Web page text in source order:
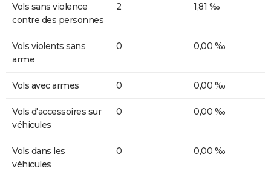
Vols sans violence
contre des personnes
2 1,81 ‰
Vols violents sans
arme
0 0,00 ‰
Vols avec armes 0 0,00 ‰
Vols d'accessoires sur
véhicules
0 0,00 ‰
Vols dans les
véhicules
0 0,00 ‰